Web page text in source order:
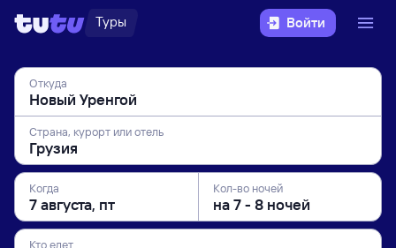
Туры Войти
Откуда
Страна, курорт или отель
Когда Кол-во ночей
Кто едет